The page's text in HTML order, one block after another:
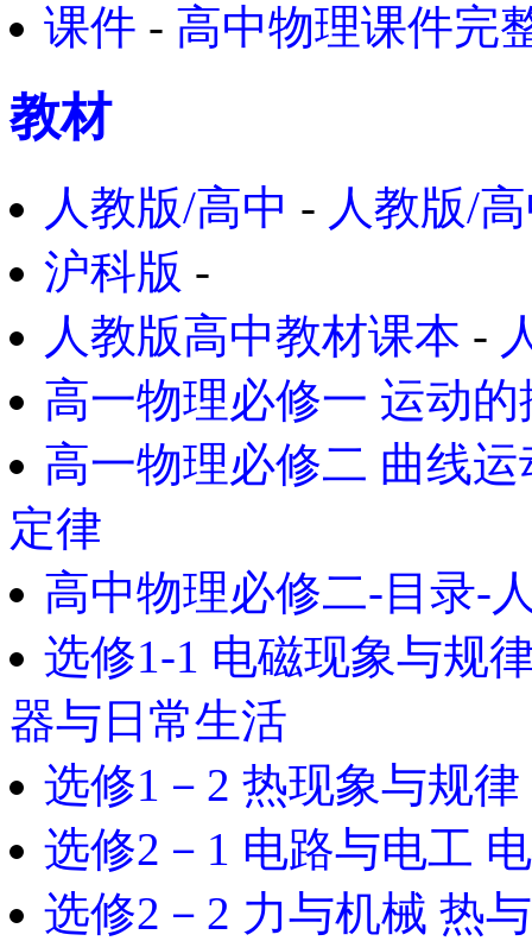
课件 - 高中物理课件完
教材
人教版/高中 - 人教版/
沪科版 -
人教版高中教材课本 -
高一物理必修一 运动
高一物理必修二 曲线
定律
高中物理必修二-目录-
选修1-1 电磁现象与规
器与日常生活
选修1－2 热现象与规
选修2－1 电路与电工
选修2－2 力与机械 热